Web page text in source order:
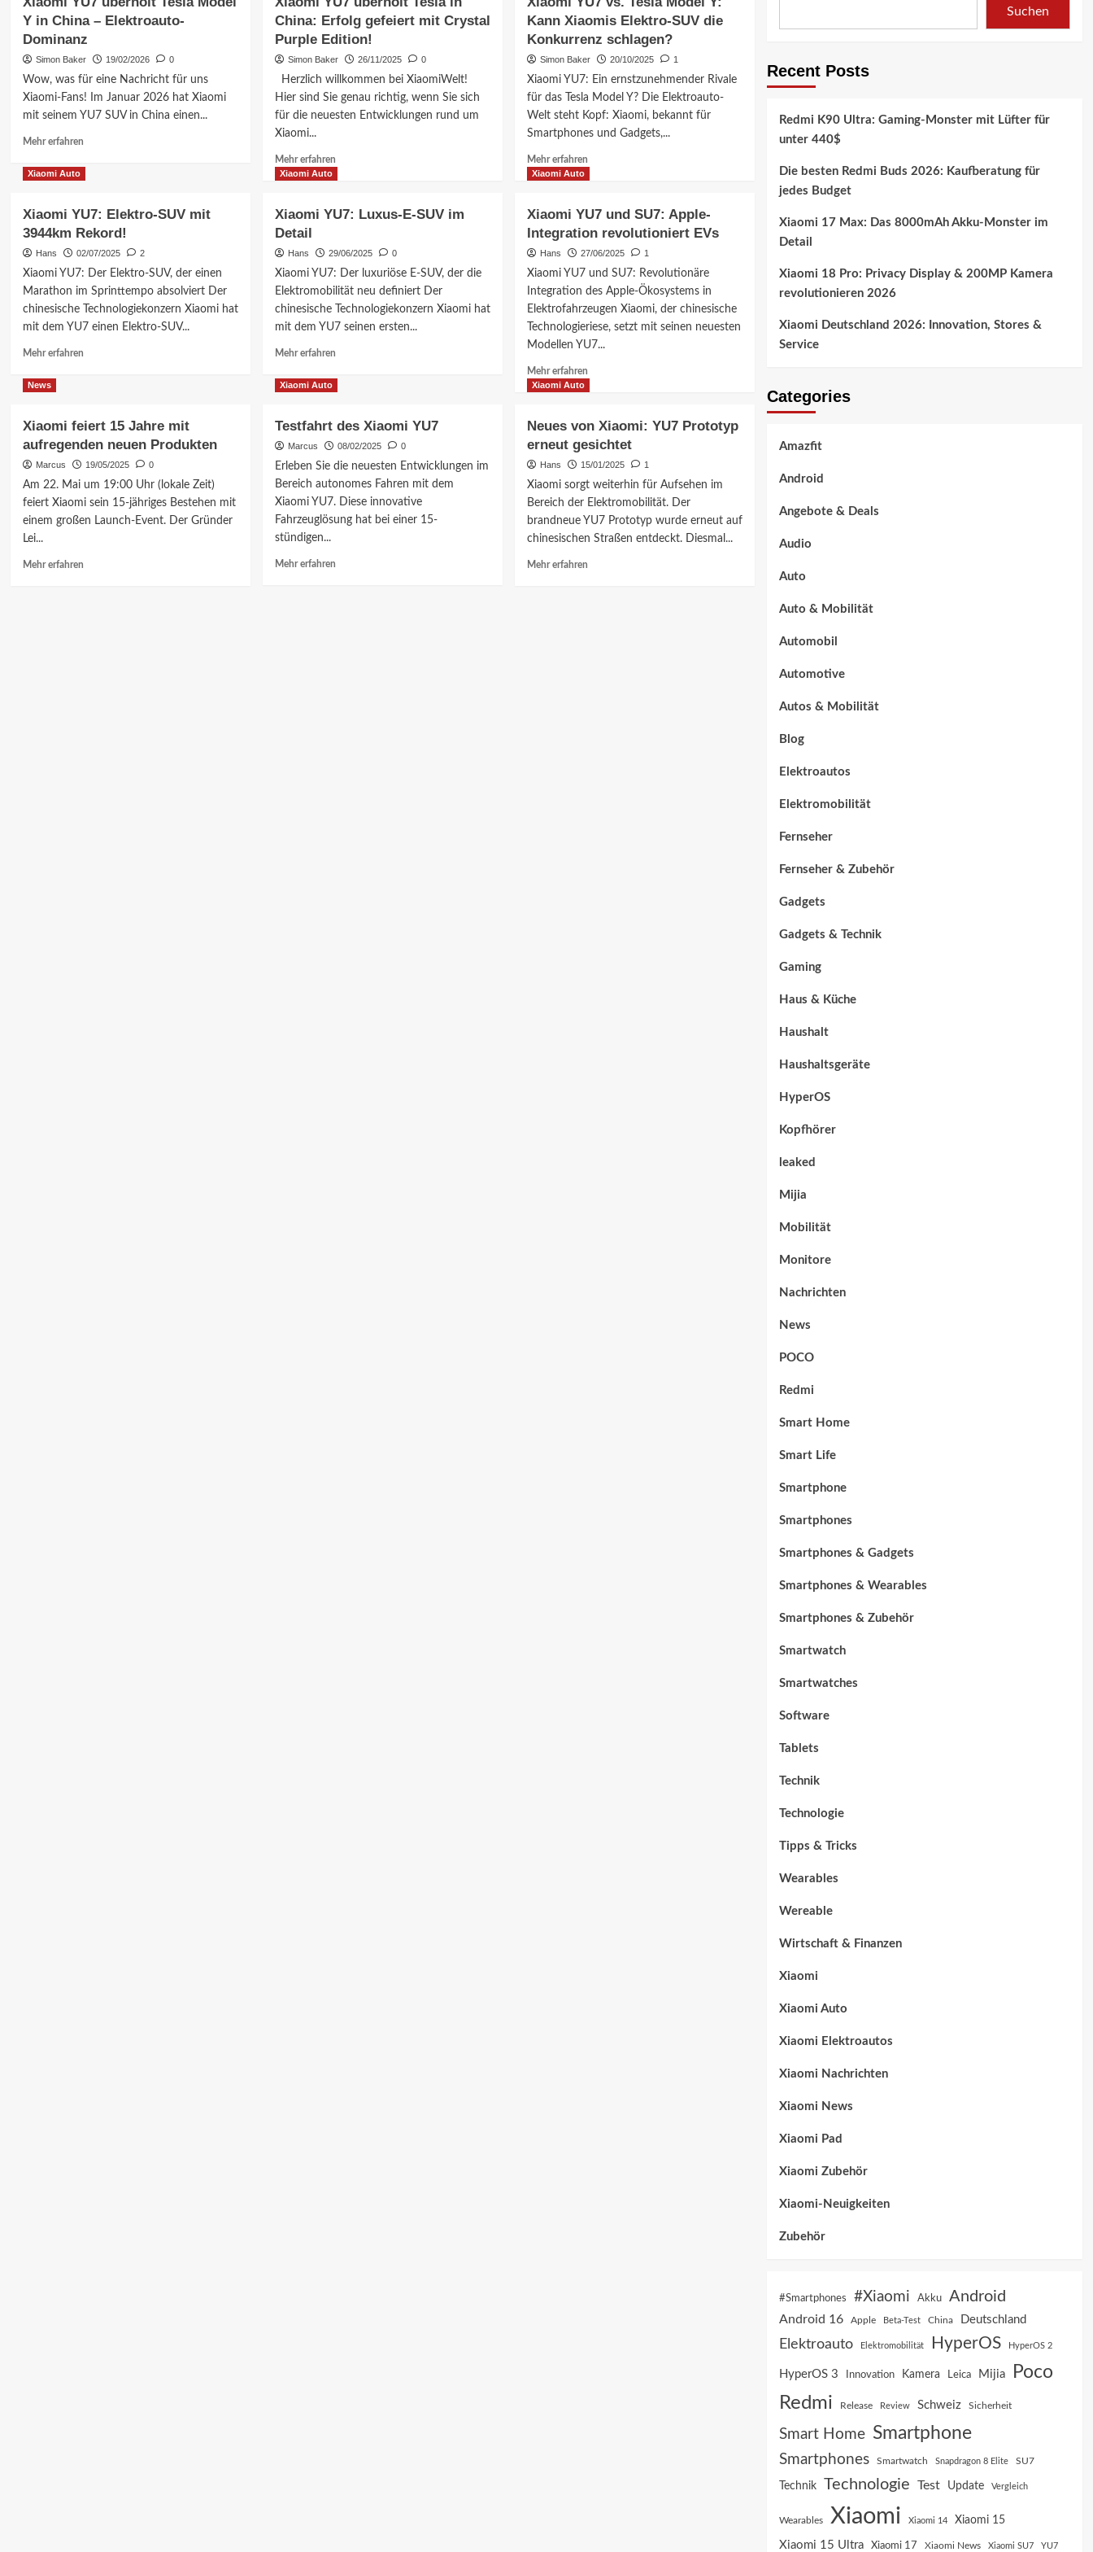
Y in China – Elektroauto-
Dominanz
Simon Baker 19/02/2026 0
Wow, was für eine Nachricht für uns
Xiaomi-Fans! Im Januar 2026 hat Xiaomi
mit seinem YU7 SUV in China einen...
Mehr erfahrenMehr
über
überholt
Tesla
in
China
–
Elektroauto-
China: Erfolg gefeiert mit Crystal
Purple Edition!
Simon Baker 26/11/2025 0
Herzlich willkommen bei XiaomiWelt!
Hier sind Sie genau richtig, wenn Sie sich
für die neuesten Entwicklungen rund um
Xiaomi...
Mehr erfahrenMehr
YU7
Tesla
Erfolg
gefeiert
mit
Purple
Kann Xiaomis Elektro-SUV die
Konkurrenz schlagen?
Simon Baker 20/10/2025 1
Xiaomi YU7: Ein ernstzunehmender Rivale
für das Tesla Model Y? Die Elektroauto-
Welt steht Kopf: Xiaomi, bekannt für
Smartphones und Gadgets,...
Mehr erfahren
YU7
vs.
Tesla
Kann
Xiaomis
Elektro-
SUV
Xiaomi Auto
Xiaomi YU7: Elektro-SUV mit
3944km Rekord!
Hans 02/07/2025 2
Xiaomi YU7: Der Elektro-SUV, der einen
Marathon im Sprinttempo absolviert Der
chinesische Technologiekonzern Xiaomi hat
mit dem YU7 einen Elektro-SUV...
Mehr erfahrenMehr
Elektro-
SUV
Rekord!
Xiaomi Auto
Xiaomi YU7: Luxus-E-SUV im
Detail
Hans 29/06/2025 0
Xiaomi YU7: Der luxuriöse E-SUV, der die
Elektromobilität neu definiert Der
chinesische Technologiekonzern Xiaomi hat
mit dem YU7 seinen ersten...
Mehr erfahrenMehr
über
Luxus-
E-
SUV
Detail
Xiaomi Auto
Xiaomi YU7 und SU7: Apple-
Integration revolutioniert EVs
Hans 27/06/2025 1
Xiaomi YU7 und SU7: Revolutionäre
Integration des Apple-Ökosystems in
Elektrofahrzeugen Xiaomi, der chinesische
Technologieriese, setzt mit seinen neuesten
Modellen YU7...
Mehr erfahren
YU7
und
SU7:
revolutioniert
EVs
News
Xiaomi feiert 15 Jahre mit
aufregenden neuen Produkten
Marcus 19/05/2025 0
Am 22. Mai um 19:00 Uhr (lokale Zeit)
feiert Xiaomi sein 15-jähriges Bestehen mit
einem großen Launch-Event. Der Gründer
Lei...
Mehr erfahrenMehr
Xiaomi Auto
Testfahrt des Xiaomi YU7
Marcus 08/02/2025 0
Erleben Sie die neuesten Entwicklungen im
Bereich autonomes Fahren mit dem
Xiaomi YU7. Diese innovative
Fahrzeuglösung hat bei einer 15-
stündigen...
Mehr erfahrenMehr
Xiaomi Auto
Neues von Xiaomi: YU7 Prototyp
erneut gesichtet
Hans 15/01/2025 1
Xiaomi sorgt weiterhin für Aufsehen im
Bereich der Elektromobilität. Der
brandneue YU7 Prototyp wurde erneut auf
chinesischen Straßen entdeckt. Diesmal...
Mehr erfahren
Suchen
Recent Posts
Redmi K90 Ultra: Gaming-Monster mit Lüfter für
unter 440$
Die besten Redmi Buds 2026: Kaufberatung für
jedes Budget
Xiaomi 17 Max: Das 8000mAh Akku-Monster im
Detail
Xiaomi 18 Pro: Privacy Display & 200MP Kamera
revolutionieren 2026
Xiaomi Deutschland 2026: Innovation, Stores &
Service
Categories
Amazfit
Android
Angebote & Deals
Audio
Auto
Auto & Mobilität
Automobil
Automotive
Autos & Mobilität
Blog
Elektroautos
Elektromobilität
Fernseher
Fernseher & Zubehör
Gadgets
Gadgets & Technik
Gaming
Haus & Küche
Haushalt
Haushaltsgeräte
HyperOS
Kopfhörer
leaked
Mijia
Mobilität
Monitore
Nachrichten
News
POCO
Redmi
Smart Home
Smart Life
Smartphone
Smartphones
Smartphones & Gadgets
Smartphones & Wearables
Smartphones & Zubehör
Smartwatch
Smartwatches
Software
Tablets
Technik
Technologie
Tipps & Tricks
Wearables
Wereable
Wirtschaft & Finanzen
Xiaomi
Xiaomi Auto
Xiaomi Elektroautos
Xiaomi Nachrichten
Xiaomi News
Xiaomi Pad
Xiaomi Zubehör
Xiaomi-Neuigkeiten
Zubehör
#Smartphones #Xiaomi Akku Android
Android 16 Apple Beta-Test China Deutschland
Elektroauto Elektromobilität HyperOS HyperOS 2
HyperOS 3 Innovation Kamera Leica Mijia
Poco
Redmi
Release Review Schweiz Sicherheit
Smart Home Smartphone
Smartphones Smartwatch Snapdragon 8 Elite SU7
Technik Technologie Test Update Vergleich
Wearables Xiaomi Xiaomi 14 Xiaomi 15
Xiaomi 15 Ultra Xiaomi 17 Xiaomi News Xiaomi SU7 YU7